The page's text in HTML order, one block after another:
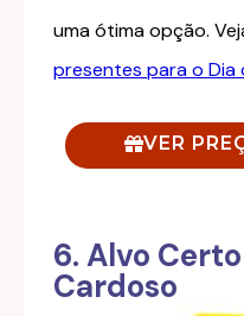
uma ótima opção.
presentes para o Dia
VER
6. Alvo
Cardoso